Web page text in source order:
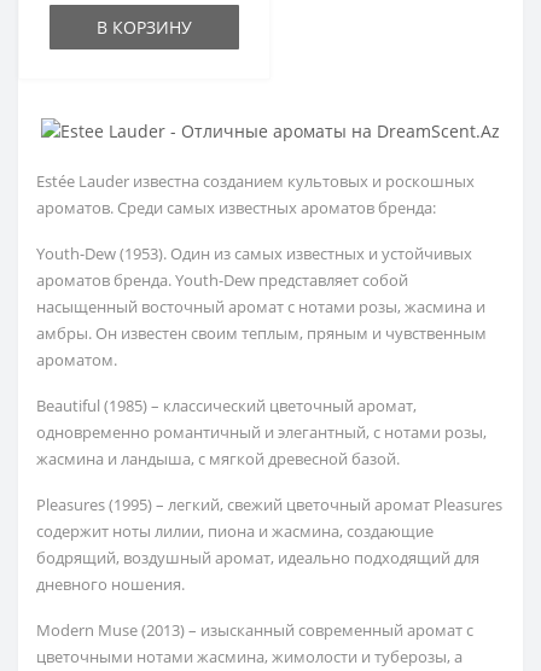
В КОРЗИНУ
Estée Lauder известна созданием культовых и роскошных
ароматов. Среди самых известных ароматов бренда:
Youth-Dew (1953). Один из самых известных и устойчивых
ароматов бренда. Youth-Dew представляет собой
насыщенный восточный аромат с нотами розы, жасмина и
амбры. Он известен своим теплым, пряным и чувственным
ароматом.
Beautiful (1985) – классический цветочный аромат,
одновременно романтичный и элегантный, с нотами розы,
жасмина и ландыша, с мягкой древесной базой.
Pleasures (1995) – легкий, свежий цветочный аромат Pleasures
содержит ноты лилии, пиона и жасмина, создающие
бодрящий, воздушный аромат, идеально подходящий для
дневного ношения.
Modern Muse (2013) – изысканный современный аромат с
цветочными нотами жасмина, жимолости и туберозы, а